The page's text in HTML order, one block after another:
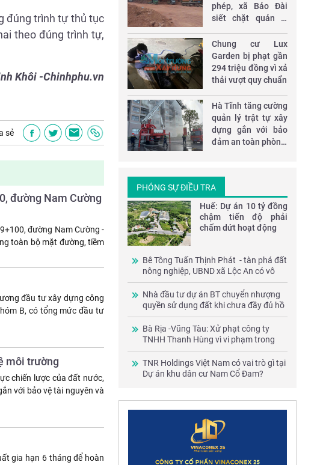
đúng trình tự thủ tục
theo đúng trình tự,
Khôi -Chinhphu.vn
sẻ
đường Nam Cường
đường Nam Cường -
toàn bộ mặt đường, tiềm
đầu tư xây dựng công
B, có tổng mức đầu tư
môi trường
chiến lược của đất nước,
với bảo vệ tài nguyên và
gia hạn 6 tháng để hoàn
phép, xã Bảo Đài
siết chặt quản lý
Chung cư Lux
Garden bị phạt gần
294 triệu đồng vì xả
thải vượt quy chuẩn
Hà Tĩnh tăng cường
quản lý trật tự xây
dựng gắn với bảo
đảm an toàn phòng,
nóng
PHÓNG SỰ ĐIỀU TRA
Huế: Dự án 10 tỷ đồng
chậm tiến độ phải
chấm dứt hoạt động
Bê Tông Tuấn Thịnh Phát - tàn phá đất
nông nghiệp, UBND xã Lộc An có vô
can?
Nhà đầu tư dự án BT chuyển nhượng
quyền sử dụng đất khi chưa đầy đủ hồ
sơ pháp lý
Bà Rịa -Vũng Tàu: Xử phạt công ty
TNHH Thanh Hùng vì vi phạm trong
lĩnh vực bảo vệ môi trường
TNR Holdings Việt Nam có vai trò gì tại
Dự án khu dân cư Nam Cổ Đam?